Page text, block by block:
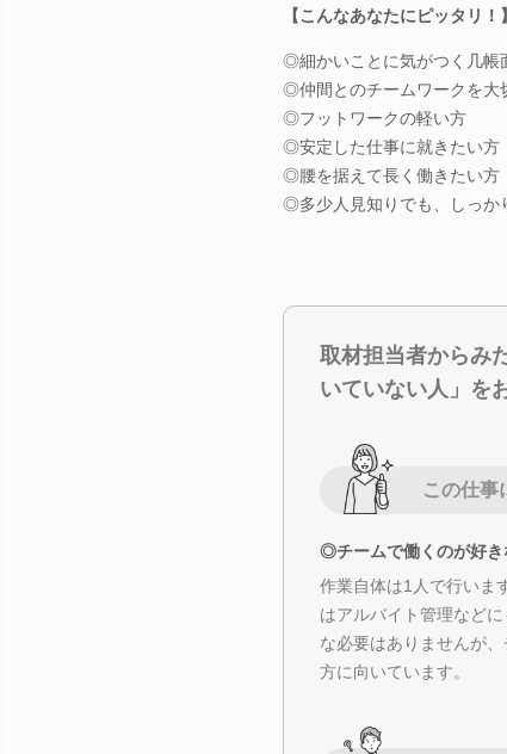
【こんなあなたにピッタリ！】
◎細かいことに気がつく几帳
◎仲間とのチームワークを大
◎フットワークの軽い方
◎安定した仕事に就きたい方
◎腰を据えて長く働きたい方
◎多少人見知りでも、しっか
取材担当者からみ
いていない人」を
この仕事
◎チームで働くのが好き
作業自体は1人で行いま
はアルバイト管理など
な必要はありませんが
方に向いています。